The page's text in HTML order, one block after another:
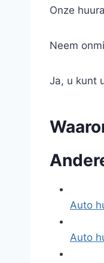
Onze
Neem
Ja, u kunt
Auto
Auto